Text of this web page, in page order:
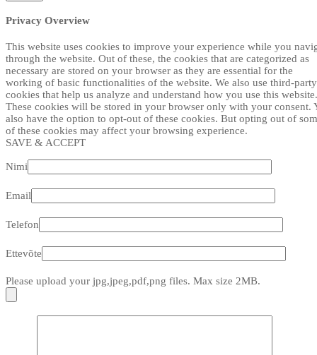
Privacy Overview
This website uses cookies to improve your experience while you
through the website. Out of these, the cookies that are categorized as
necessary are stored on your browser as they are essential for the
working of basic functionalities of the website. We also use third-party
cookies that help us analyze and understand how you use this website.
These cookies will be stored in your browser only with your consent.
also have the option to opt-out of these cookies. But opting out of
of these cookies may affect your browsing experience.
SAVE & ACCEPT
Nimi
Email
Telefon
Ettevõte
Please upload your jpg,jpeg,pdf,png files. Max size 2MB.